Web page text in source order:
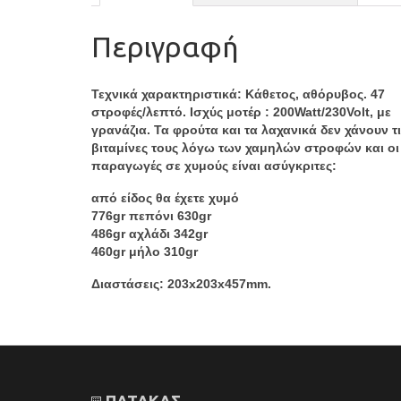
Περιγραφή
Τεχνικά χαρακτηριστικά: Κάθετος, αθόρυβος. 47
στροφές/λεπτό. Ισχύς μοτέρ : 200Watt/230Volt, με
γρανάζια. Τα φρούτα και τα λαχανικά δεν χάνουν
βιταμίνες τους λόγω των χαμηλών στροφών και οι
παραγωγές σε χυμούς είναι ασύγκριτες:
από είδος θα έχετε χυμό
776gr πεπόνι 630gr
486gr αχλάδι 342gr
460gr μήλο 310gr
Διαστάσεις: 203x203x457mm.